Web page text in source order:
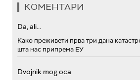
КОМЕНТАРИ
Da, ali...
Како преживети прва три дана
шта нас припрема ЕУ
Dvojnik mog oca